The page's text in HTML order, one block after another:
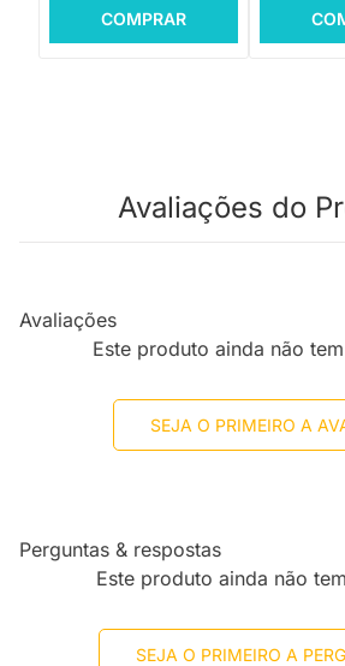
COMPRAR
Avaliações do
Avaliações
Este produto ainda não
SEJA O PRIMEIRO A
Perguntas & respostas
Este produto ainda não
SEJA O PRIMEIRO A